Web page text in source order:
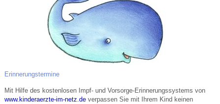
Erinnerungstermine
Mit Hilfe des kostenlosen Impf- und Vorsorge-Erinnerungssystems von
www.kinderaerzte-im-netz.deverpassen Sie mit Ihrem Kind keinen